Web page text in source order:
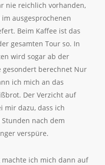
nie reichlich vorhanden,
ausgesprochenen
Beim Kaffee ist das
gesamten Tour so. In
wird sogar ab der
gesondert berechnet Nur
ich mich an das
Der Verzicht auf
mir dazu, dass ich
nach dem
verspüre.
machte ich mich dann auf